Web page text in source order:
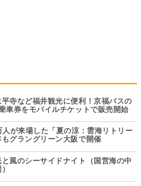
寺など福井観光に便利！京福バスの
車券をモバイルチケットで販売開始
人が来場した「夏の涼：雲海リトリー
もグラングリーン大阪で開催
風のシーサイドナイト（国営海の中